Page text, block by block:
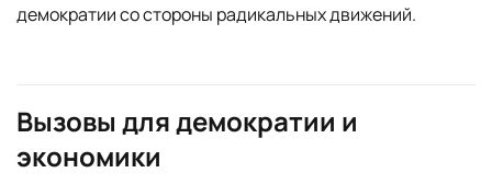
демократии со стороны радикальных движений.
Вызовы для демократии и
экономики